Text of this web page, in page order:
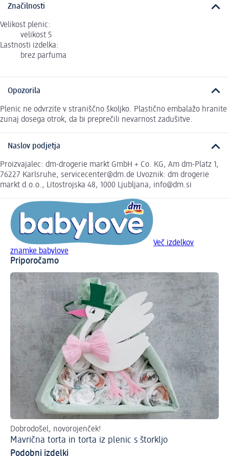
Značilnosti
Velikost plenic:
velikost 5
Lastnosti izdelka:
brez parfuma
Opozorila
Plenic ne odvrzite v straniščno školjko. Plastično embalažo hranite
zunaj dosega otrok, da bi preprečili nevarnost zadušitve.
Naslov podjetja
Proizvajalec: dm-drogerie markt GmbH + Co. KG, Am dm-Platz 1,
76227 Karlsruhe, servicecenter@dm.de Uvoznik: dm drogerie
markt d.o.o., Litostrojska 48, 1000 Ljubljana, info@dm.si
Več izdelkov
znamke babylove
Priporočamo
Dobrodošel, novorojenček!
Mavrična torta in torta iz plenic s štorkljo
Podobni izdelki